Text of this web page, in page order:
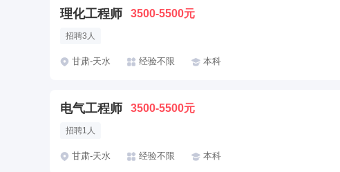
理化工程师 3500-5500元
招聘3人
甘肃-天水 经验不限 本科
电气工程师 3500-5500元
招聘1人
甘肃-天水 经验不限 本科